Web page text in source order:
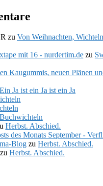
zu Von Weihnachten,
mit 16 - nurdertim.de zu
Kaugummis, neuen Plänen
Ein Ja ist ein Ja ist ein Ja
Buchwichteln
Herbst. Abschied.
des Monats September -
Blog zu Herbst. Abschied.
Herbst. Abschied.